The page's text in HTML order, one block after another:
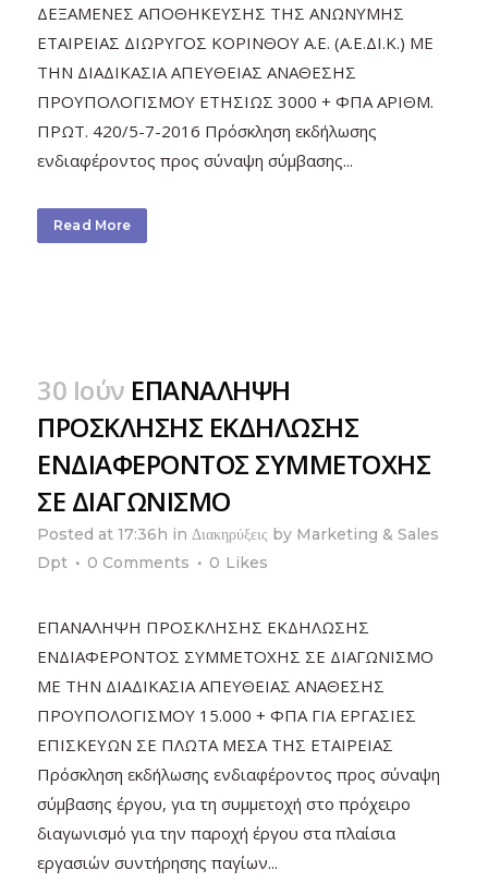
ΔΕΞΑΜΕΝΕΣ ΑΠΟΘΗΚΕΥΣΗΣ ΤΗΣ ΑΝΩΝΥΜΗΣ
ΕΤΑΙΡΕΙΑΣ ΔΙΩΡΥΓΟΣ ΚΟΡΙΝΘΟΥ Α.Ε. (Α.Ε.ΔΙ.Κ.) ΜΕ
ΤΗΝ ΔΙΑΔΙΚΑΣΙΑ ΑΠΕΥΘΕΙΑΣ ΑΝΑΘΕΣΗΣ
ΠΡΟΥΠΟΛΟΓΙΣΜΟΥ ΕΤΗΣΙΩΣ 3000 + ΦΠΑ ΑΡΙΘΜ.
ΠΡΩΤ. 420/5-7-2016 Πρόσκληση εκδήλωσης
ενδιαφέροντος προς σύναψη σύμβασης...
Read More
30 Ιούν ΕΠΑΝΑΛΗΨΗ
ΠΡΟΣΚΛΗΣΗΣ ΕΚΔΗΛΩΣΗΣ
ΕΝΔΙΑΦΕΡΟΝΤΟΣ ΣΥΜΜΕΤΟΧΗΣ
ΣΕ ΔΙΑΓΩΝΙΣΜΟ
Posted at 17:36h inΔιακηρύξεις by Marketing & Sales
Dpt
0 Comments 0 Likes
ΕΠΑΝΑΛΗΨΗ ΠΡΟΣΚΛΗΣΗΣ ΕΚΔΗΛΩΣΗΣ
ΕΝΔΙΑΦΕΡΟΝΤΟΣ ΣΥΜΜΕΤΟΧΗΣ ΣΕ ΔΙΑΓΩΝΙΣΜΟ
ΜΕ ΤΗΝ ΔΙΑΔΙΚΑΣΙΑ ΑΠΕΥΘΕΙΑΣ ΑΝΑΘΕΣΗΣ
ΠΡΟΥΠΟΛΟΓΙΣΜΟΥ 15.000 + ΦΠΑ ΓΙΑ ΕΡΓΑΣΙΕΣ
ΕΠΙΣΚΕΥΩΝ ΣΕ ΠΛΩΤΑ ΜΕΣΑ ΤΗΣ ΕΤΑΙΡΕΙΑΣ
Πρόσκληση εκδήλωσης ενδιαφέροντος προς σύναψη
σύμβασης έργου, για τη συμμετοχή στο πρόχειρο
διαγωνισμό για την παροχή έργου στα πλαίσια
εργασιών συντήρησης παγίων...